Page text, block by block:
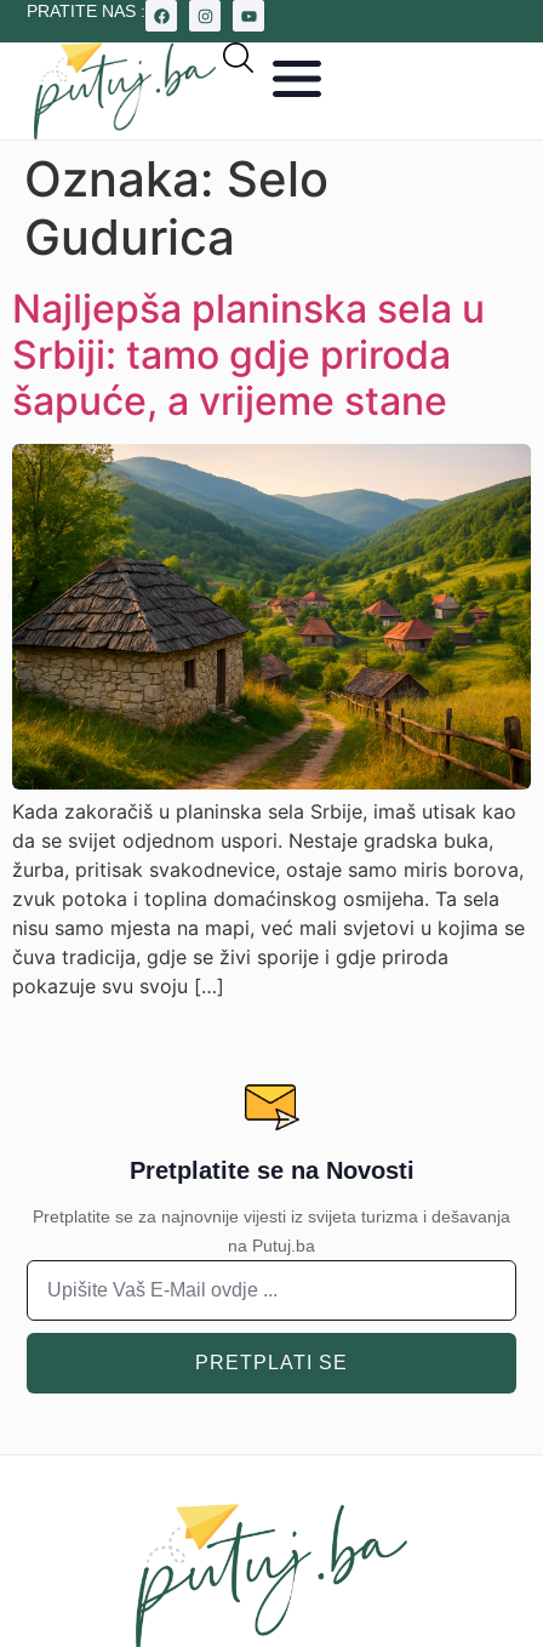
PRATITE NAS :
Oznaka: Selo
Gudurica
Najljepša planinska sela u
Srbiji: tamo gdje priroda
šapuće, a vrijeme stane
Kada zakoračiš u planinska sela Srbije, imaš utisak kao
da se svijet odjednom uspori. Nestaje gradska buka,
žurba, pritisak svakodnevice, ostaje samo miris borova,
zvuk potoka i toplina domaćinskog osmijeha. Ta sela
nisu samo mjesta na mapi, već mali svjetovi u kojima se
čuva tradicija, gdje se živi sporije i gdje priroda
pokazuje svu svoju […]
Pretplatite se na Novosti
Pretplatite se za najnovnije vijesti iz svijeta turizma i dešavanja
na Putuj.ba
PRETPLATI SE